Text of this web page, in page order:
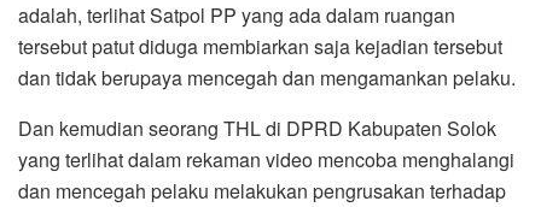
adalah, terlihat Satpol PP yang ada dalam ruangan
tersebut patut diduga membiarkan saja kejadian tersebut
dan tidak berupaya mencegah dan mengamankan pelaku.
Dan kemudian seorang THL di DPRD Kabupaten Solok
yang terlihat dalam rekaman video mencoba menghalangi
dan mencegah pelaku melakukan pengrusakan terhadap